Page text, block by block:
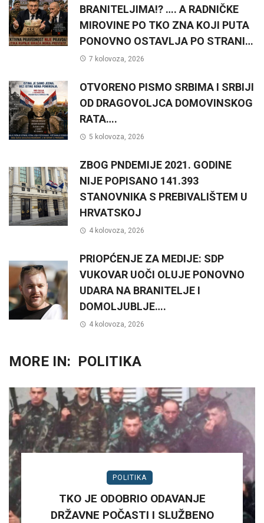
BRANITELJIMA!? …. A RADNIČKE
MIROVINE PO TKO ZNA KOJI PUTA
PONOVNO OSTAVLJA PO STRANI…
7 kolovoza, 2026
OTVORENO PISMO SRBIMA I SRBIJI
OD DRAGOVOLJCA DOMOVINSKOG
RATA….
5 kolovoza, 2026
ZBOG PNDEMIJE 2021. GODINE
NIJE POPISANO 141.393
STANOVNIKA S PREBIVALIŠTEM U
HRVATSKOJ
4 kolovoza, 2026
PRIOPĆENJE ZA MEDIJE: SDP
VUKOVAR UOČI OLUJE PONOVNO
UDARA NA BRANITELJE I
DOMOLJUBLJE….
4 kolovoza, 2026
MORE IN: POLITIKA
POLITIKA
TKO JE ODOBRIO ODAVANJE
DRŽAVNE POČASTI I SLUŽBENO